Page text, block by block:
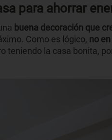
para ahorrar
buena decoración que
Como es lógico, no
teniendo la casa bonita,